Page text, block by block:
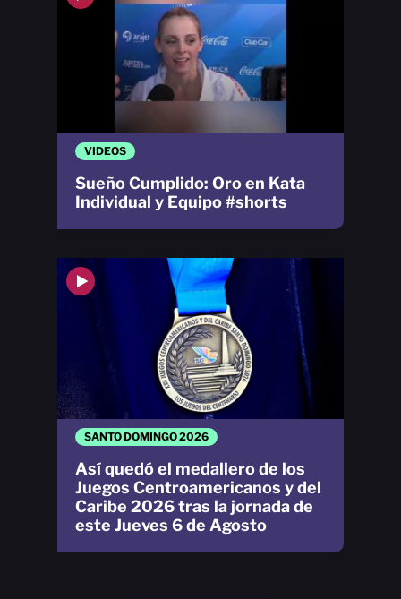
SANTO DOMINGO 2026
Así quedó el medallero de los
Juegos Centroamericanos y del
Caribe 2026 tras la jornada de
este Jueves 6 de Agosto
VIDEOS
Sueño Cumplido: Oro en Kata
Individual y Equipo #shorts